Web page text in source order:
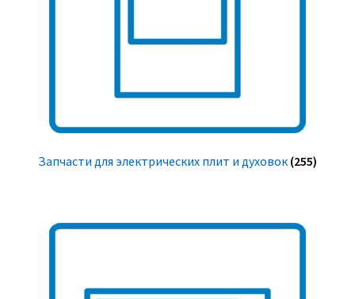
Запчасти для электрических плит и духовок (255)